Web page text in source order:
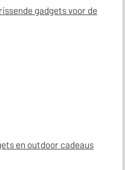
gadgets voor de
en outdoor cadeaus